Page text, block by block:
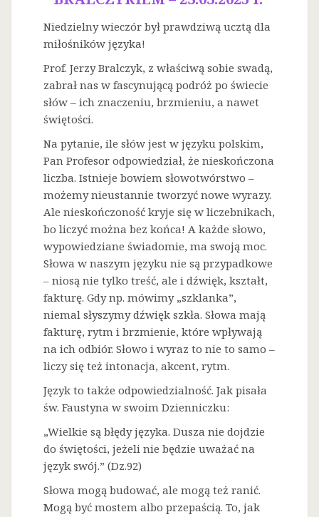
Niedzielny wieczór był prawdziwą ucztą dla
miłośników języka!
Prof. Jerzy Bralczyk, z właściwą sobie swadą,
zabrał nas w fascynującą podróż po świecie
słów – ich znaczeniu, brzmieniu, a nawet
świętości.
Na pytanie, ile słów jest w języku polskim,
Pan Profesor odpowiedział, że nieskończona
liczba. Istnieje bowiem słowotwórstwo –
możemy nieustannie tworzyć nowe wyrazy.
Ale nieskończoność kryje się w liczebnikach,
bo liczyć można bez końca! A każde słowo,
wypowiedziane świadomie, ma swoją moc.
Słowa w naszym języku nie są przypadkowe
– niosą nie tylko treść, ale i dźwięk, kształt,
fakturę. Gdy np. mówimy „szklanka”,
niemal słyszymy dźwięk szkła. Słowa mają
fakturę, rytm i brzmienie, które wpływają
na ich odbiór. Słowo i wyraz to nie to samo –
liczy się też intonacja, akcent, rytm.
Język to także odpowiedzialność. Jak pisała
św. Faustyna w swoim Dzienniczku:
„Wielkie są błędy języka. Dusza nie dojdzie
do świętości, jeżeli nie będzie uważać na
język swój.” (Dz.92)
Słowa mogą budować, ale mogą też ranić.
Mogą być mostem albo przepaścią. To, jak